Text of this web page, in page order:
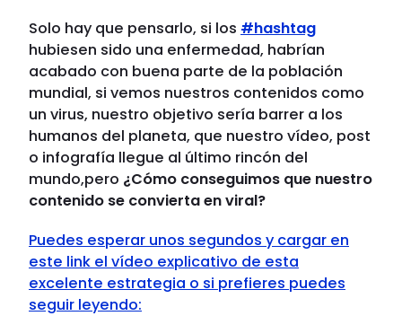
Solo hay que pensarlo, si los #hashtag
hubiesen sido una enfermedad, habrían
acabado con buena parte de la población
mundial, si vemos nuestros contenidos como
un virus, nuestro objetivo sería barrer a los
humanos del planeta, que nuestro vídeo, post
o infografía llegue al último rincón del
mundo,pero ¿Cómo conseguimos que nuestro
contenido se convierta en viral?
Puedes esperar unos segundos y cargar en
este link el vídeo explicativo de esta
excelente estrategia o si prefieres puedes
seguir leyendo: